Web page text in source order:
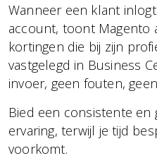
Wanneer een klant
account, toont Magento
kortingen die bij zijn
vastgelegd in Business
invoer, geen fouten,
Bied een consistente en
ervaring, terwijl je tijd
voorkomt.